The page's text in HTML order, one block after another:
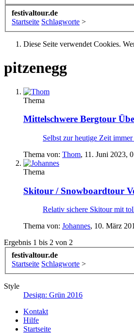
festivaltour.de
Startseite Schlagworte >
Diese Seite verwendet Cookies.
pitzenegg
Thema
Mittelschwere Bergtour
Selbst zur heutige Zeit
Thema von: Thom, 11. Juni 2023,
Thema
Skitour / Snowboardtour
Relativ sichere Skitour mit
Thema von: Johannes, 10. März
Ergebnis 1 bis 2 von 2
festivaltour.de
Startseite Schlagworte >
Style
Design: Grün 2016
Kontakt
Hilfe
Startseite